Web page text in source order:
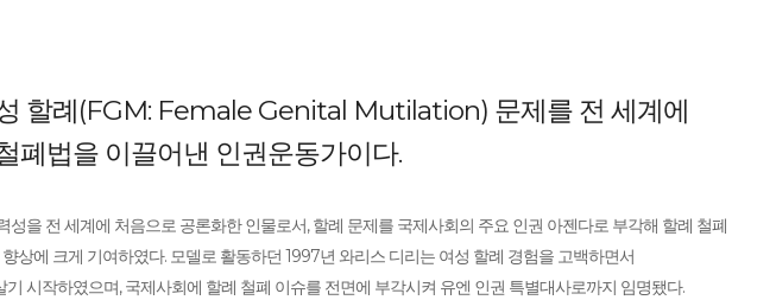
할례(FGM: Female Genital Mutilation) 문제를 전 세계에
폐법을 이끌어낸 인권운동가이다.
성을 전 세계에 처음으로 공론화한 인물로서, 할례 문제를 국제사회의 주요 인권 아젠다로 부각해 할례 철폐
상에 크게 기여하였다. 모델로 활동하던 1997년 와리스 디리는 여성 할례 경험을 고백하면서
시작하였으며, 국제사회에 할례 철폐 이슈를 전면에 부각시켜 유엔 인권 특별대사로까지 임명됐다.